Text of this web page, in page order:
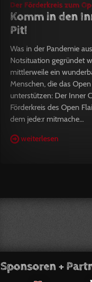
Der Förderkreis zum
Komm in den
Pit!
Was in der Pandemie
Notsituation gegründet
mittlerweile ein
Menschen, die das
unterstützen: Der Inner
Förderkreis des Open
dem jede:r mitmache...
weiterlesen
Sponsoren +